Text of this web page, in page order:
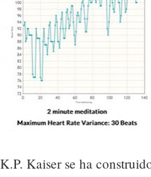
K.P. Kaiser se ha